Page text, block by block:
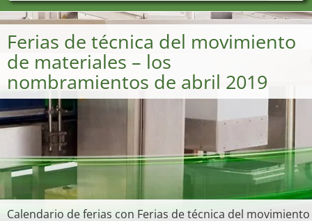
Ferias de técnica del movimiento
de materiales – los
nombramientos de abril 2019
Calendario de ferias con Ferias de técnica del
Nombres de ferias Países
Ciudades
Sectores de ferias
Sectores de proveedor de servicios